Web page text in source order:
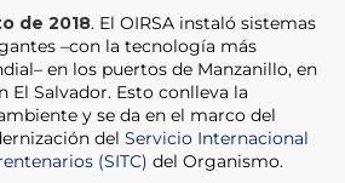
de 2018. El OIRSA instaló sistemas
–con la tecnología más
en los puertos de Manzanillo, en
El Salvador. Esto conlleva la
y se da en el marco del
del Servicio Internacional
(SITC) del Organismo.